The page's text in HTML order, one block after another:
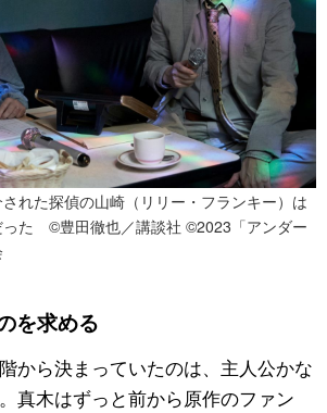
れた探偵の山崎（リリー・フランキー）は
った ©豊田徹也／講談社 ©2023「アンダー
を求める
から決まっていたのは、主人公かな
真木はずっと前から原作のファン